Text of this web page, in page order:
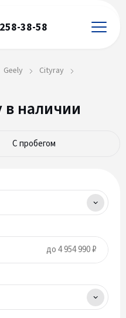
38-58
Geely Cityray
в наличии
С пробегом